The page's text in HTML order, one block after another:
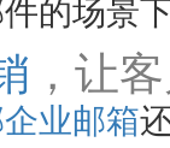
的场景
，让
企业邮箱